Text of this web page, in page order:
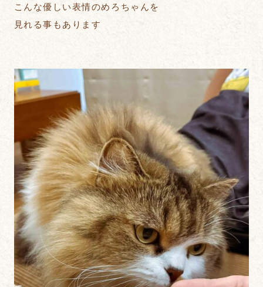
こんな優しい表情のめろちゃんを
見れる事もあります